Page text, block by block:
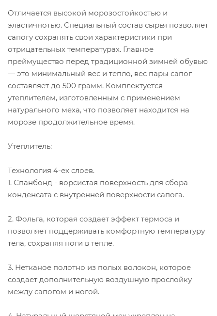
Отличается высокой морозостойкостью и
эластичнотью. Специальный состав сырья позволяет
сапогу сохранять свои характеристики при
отрицательных температурах. Главное
преймущество перед традиционной зимней обувью
— это минимальный вес и тепло, вес пары сапог
составляет до 500 грамм. Комплектуется
утеплителем, изготовленным с применением
натурального меха, что позволяет находится на
морозе продолжительное время.
Утеплитель:
Технология 4-ех слоев.
1. Спанбонд - ворсистая поверхность для сбора
конденсата с внутренней поверхности сапога.
2. Фольга, которая создает эффект термоса и
позволяет поддерживать комфортную температуру
тела, сохраняя ноги в тепле.
3. Нетканое полотно из полых волокон, которое
создает дополнительную воздушную прослойку
между сапогом и ногой.